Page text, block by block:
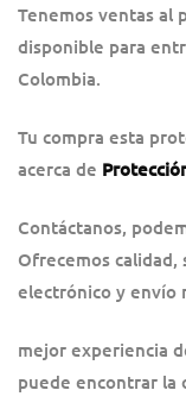
Tenemos ventas al
disponible para
Colombia.
Tu compra esta
acerca de
Contáctanos,
Ofrecemos
electrónico y envío
mejor experiencia
puede encontrar la